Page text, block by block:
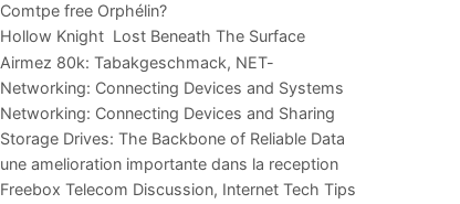
Comtpe free Orphélin?
Hollow Knight  Lost Beneath The Surface
Airmez 80k: Tabakgeschmack, NET-
Technologie und Leistung im
Networking: Connecting Devices and Systems
Networking: Connecting Devices and Sharing
Information
Storage Drives: The Backbone of Reliable Data
Management
une amelioration importante dans la reception
WIFI
Freebox Telecom Discussion, Internet Tech Tips